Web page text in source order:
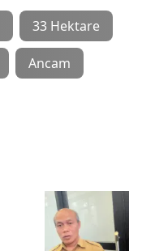
33 Hektare
Ancam